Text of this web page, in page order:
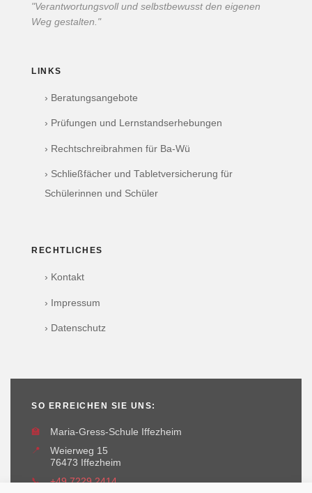
"Verantwortungsvoll und selbstbewusst den eigenen
Weg gestalten."
LINKS
› Beratungsangebote
› Prüfungen und Lernstandserhebungen
› Rechtschreibrahmen für Ba-Wü
› Schließfächer und Tabletversicherung für
Schülerinnen und Schüler
RECHTLICHES
› Kontakt
› Impressum
› Datenschutz
SO ERREICHEN SIE UNS:
🏫
Maria-Gress-Schule Iffezheim
📍
Weierweg 15
76473 Iffezheim
📞
+49 7229 2414